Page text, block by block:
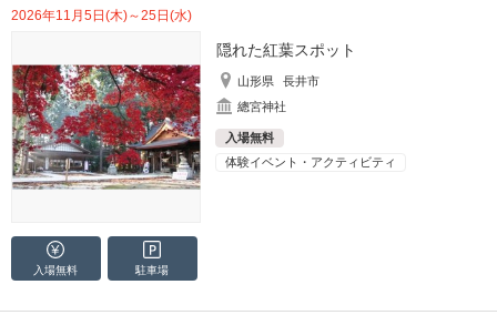
2026年11月5日(木)～25日(水)
隠れた紅葉スポット
山形県
長井市
總宮神社
入場無料
体験イベント・アクティビティ
入場無料 駐車場